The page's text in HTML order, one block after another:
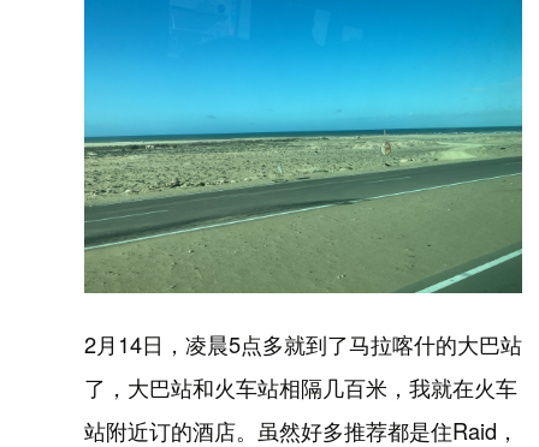
2月14日，凌晨5点多就到了马拉喀什的大巴站
了，大巴站和火车站相隔几百米，我就在火车
站附近订的酒店。虽然好多推荐都是住Raid，